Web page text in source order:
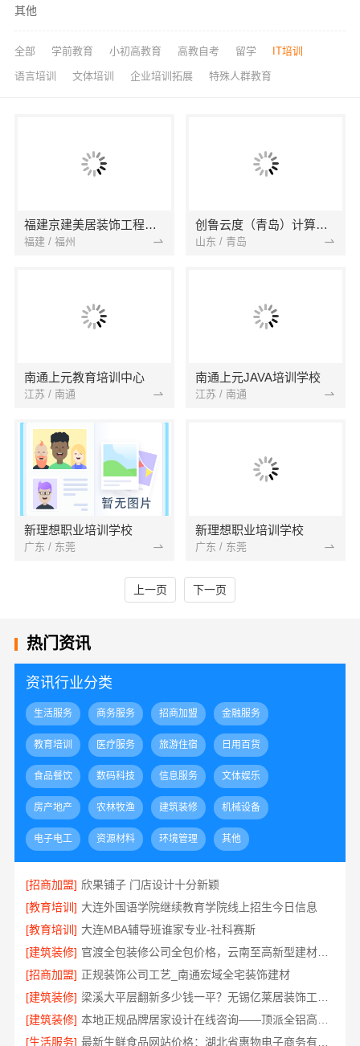
其他
全部 学前教育 小初高教育 高教自考 留学 IT培训
语言培训 文体培训 企业培训拓展 特殊人群教育
福建京建美居装饰工程有限公司
福建 / 福州
创鲁云度（青岛）计算机服务
山东 / 青岛
南通上元教育培训中心
江苏 / 南通
南通上元JAVA培训学校
江苏 / 南通
新理想职业培训学校
广东 / 东莞
新理想职业培训学校
广东 / 东莞
上一页 下一页
热门资讯
资讯行业分类
生活服务 商务服务 招商加盟 金融服务
教育培训 医疗服务 旅游住宿 日用百货
食品餐饮 数码科技 信息服务 文体娱乐
房产地产 农林牧渔 建筑装修 机械设备
电子电工 资源材料 环境管理 其他
[招商加盟] 欣果铺子 门店设计十分新颖
[教育培训] 大连外国语学院继续教育学院线上招生今日信息
[教育培训] 大连MBA辅导班谁家专业-社科赛斯
[建筑装修]
官渡全包装修公司全包价格，云南至高新型建材有限公司
[招商加盟] 正规装饰公司工艺_南通宏域全宅装饰建材
[建筑装修]
[建筑装修]
[生活服务]